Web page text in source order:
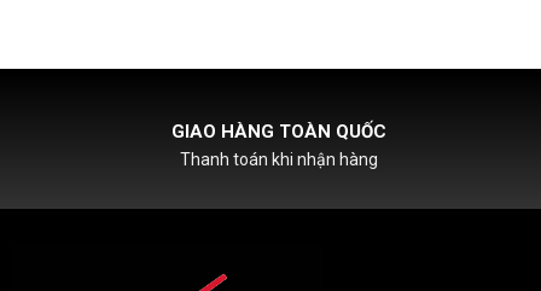
HỖ TRỢ PHÍ SHIPCOD
Với đơn hàng chỉ từ 500k